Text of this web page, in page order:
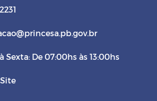
Sexta: De 07:00hs às 13:00hs